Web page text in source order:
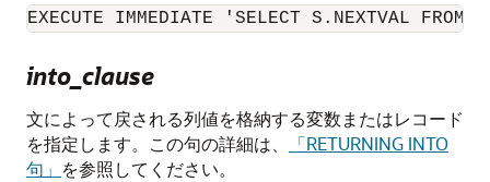
EXECUTE IMMEDIATE 'SELECT S.NEXTVAL FROM
into_clause
文によって戻される列値を格納する変数またはレコード
を指定します。この句の詳細は、
「RETURNING INTO
句」 を参照してください。